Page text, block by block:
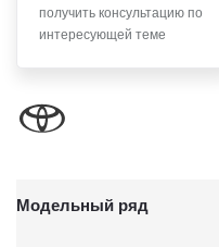
письменного
Алтуфьево, пр-д
получить консультацию по
интересующей теме
Модельный ряд